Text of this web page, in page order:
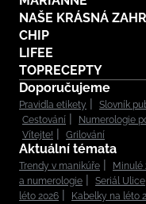
NAŠE KRÁSNÁ
CHIP
LIFEE
TOPRECEPTY
Doporučujeme
Pravidla etikety Slovník
Cestování
Numerologie
Vítejte!
Grilování
Aktuální témata
Trendy v manikúře Minulé
a numerologie
Seriál Ulice
léto 2026
Kabelky na léto